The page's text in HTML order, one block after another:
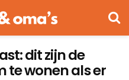
dit zijn de
te wonen als er